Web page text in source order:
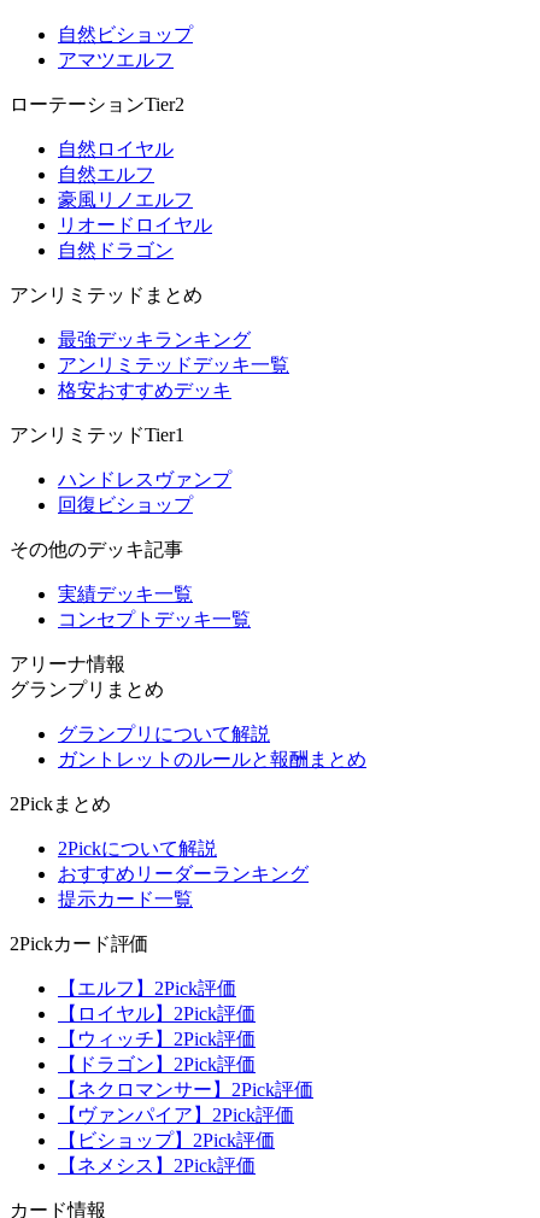
自然ビショップ
アマツエルフ
ローテーションTier2
自然ロイヤル
自然エルフ
豪風リノエルフ
リオードロイヤル
自然ドラゴン
アンリミテッドまとめ
最強デッキランキング
アンリミテッドデッキ一覧
格安おすすめデッキ
アンリミテッドTier1
ハンドレスヴァンプ
回復ビショップ
その他のデッキ記事
実績デッキ一覧
コンセプトデッキ一覧
アリーナ情報
グランプリまとめ
グランプリについて解説
ガントレットのルールと報酬まとめ
2Pickまとめ
2Pickについて解説
おすすめリーダーランキング
提示カード一覧
2Pickカード評価
【エルフ】2Pick評価
【ロイヤル】2Pick評価
【ウィッチ】2Pick評価
【ドラゴン】2Pick評価
【ネクロマンサー】2Pick評価
【ヴァンパイア】2Pick評価
【ビショップ】2Pick評価
【ネメシス】2Pick評価
カード情報